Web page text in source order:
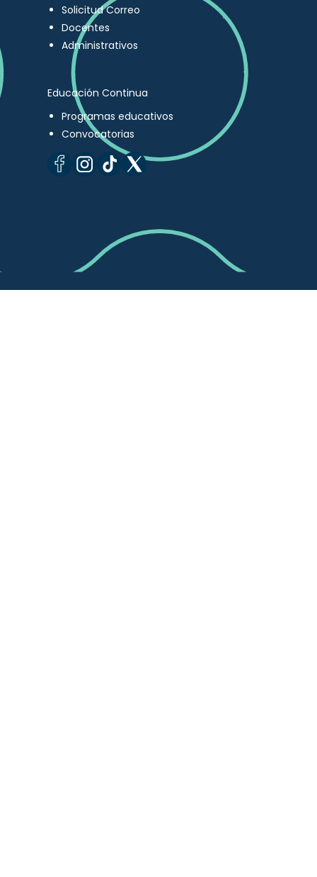
Solicitud Correo
Docentes
Administrativos
Educación Continua
Programas educativos
Convocatorias